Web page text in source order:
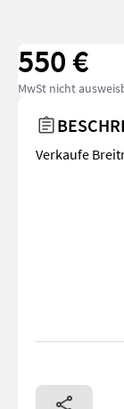
550 €
MwSt nicht
Verkaufe